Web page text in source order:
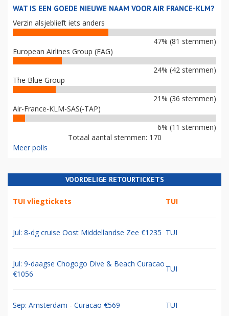
WAT IS EEN GOEDE NIEUWE NAAM VOOR AIR FRANCE-KLM?
Verzin alsjeblieft iets anders
47% (81 stemmen)
European Airlines Group (EAG)
24% (42 stemmen)
The Blue Group
21% (36 stemmen)
Air-France-KLM-SAS(-TAP)
6% (11 stemmen)
Totaal aantal stemmen: 170
Meer polls
VOORDELIGE RETOURTICKETS
TUI vliegtickets TUI
Jul: 8-dg cruise Oost Middellandse Zee €1235 TUI
Jul: 9-daagse Chogogo Dive & Beach Curacao
€1056
TUI
Sep: Amsterdam - Curacao €569 TUI